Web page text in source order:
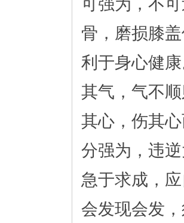
骨，磨损膝
利于身心健
其气，气不
其心，伤其
分强为，违
急于求成，
会发现会发